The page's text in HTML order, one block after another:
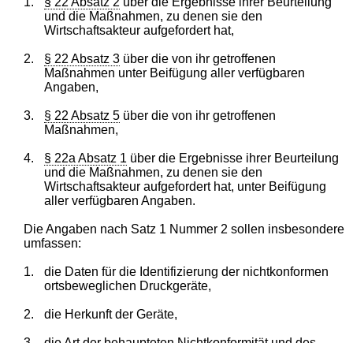
und die Maßnahmen, zu denen sie den
Wirtschaftsakteur aufgefordert hat,
2. § 22 Absatz 3über die von ihr getroffenen
Maßnahmen unter Beifügung aller verfügbaren
Angaben,
3. § 22 Absatz 5über die von ihr getroffenen
Maßnahmen,
4. § 22a Absatz 1 über die Ergebnisse ihrer Beurteilung
und die Maßnahmen, zu denen sie den
Wirtschaftsakteur aufgefordert hat, unter Beifügung
aller verfügbaren Angaben.
Die Angaben nach Satz 1 Nummer 2 sollen insbesondere
umfassen:
1.
die Daten für die Identifizierung der nichtkonformen
ortsbeweglichen Druckgeräte,
2. die Herkunft der Geräte,